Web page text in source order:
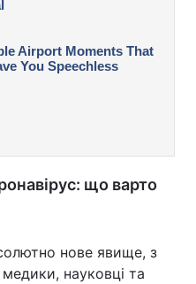
що варто
нове явище, з
науковці та